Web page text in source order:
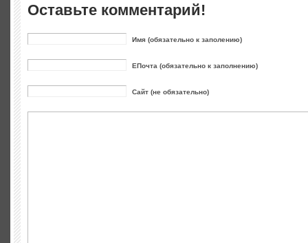
Оставьте комментарий!
Имя (обязательно к заполению)
ЕПочта (обязательно к заполнению)
Сайт (не обязательно)